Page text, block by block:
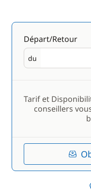
Départ/Retour
du
Départ
Tarif et
conseillers